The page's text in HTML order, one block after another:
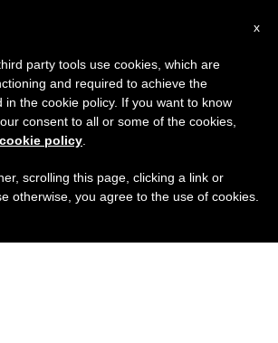
x
party tools use cookies, which are
and required to achieve the
in the cookie policy. If you want to know
consent to all or some of the cookies,
cookie policy
scrolling this page, clicking a link or
otherwise, you agree to the use of cookies.